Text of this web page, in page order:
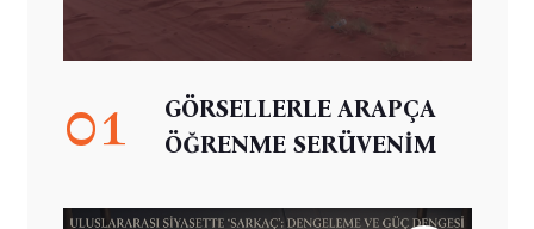
01
GÖRSELLERLE ARAPÇA
ÖĞRENME SERÜVENİM